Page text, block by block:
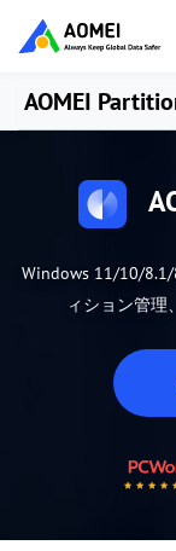
AOMEI
Windows 11/10/
ィション管理